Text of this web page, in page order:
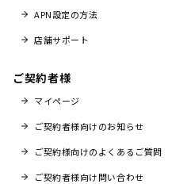
APN設定の方法
店舗サポート
ご契約者様
マイページ
ご契約者様向けのお知らせ
ご契約様向けのよくあるご質問
ご契約者様向け問い合わせ